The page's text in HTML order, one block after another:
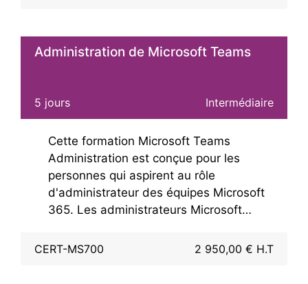
Administration de Microsoft Teams
5 jours Intermédiaire
Cette formation Microsoft Teams
Administration est conçue pour les
personnes qui aspirent au rôle
d'administrateur des équipes Microsoft
365. Les administrateurs Microsoft
les charges de travail Office 365 pour
CERT-MS700 2 950,00 € H.T